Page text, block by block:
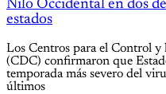
Nilo Occidental en dos
estados
Los Centros para el Control y
(CDC) confirmaron que
temporada más severo del
últimos